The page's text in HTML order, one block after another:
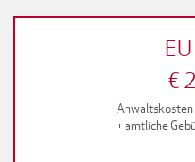
€
Anwaltskosten
+ amtliche